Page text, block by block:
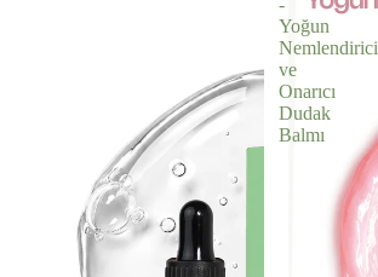
-
Yoğun
Nemlendirici
ve
Onarıcı
Dudak
Balmı